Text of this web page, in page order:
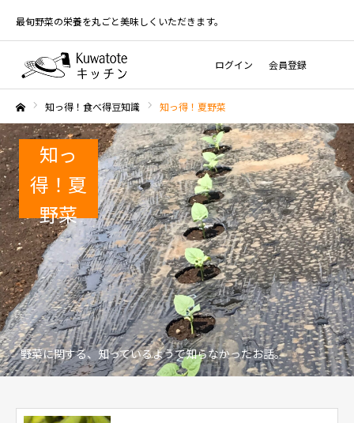
最旬野菜の栄養を丸ごと美味しくいただきます。
ログイン 会員登録
知っ得！食べ得豆知識 知っ得！夏野菜
知っ
得！夏
野菜
野菜に関する、知っているようで知らなかったお話。